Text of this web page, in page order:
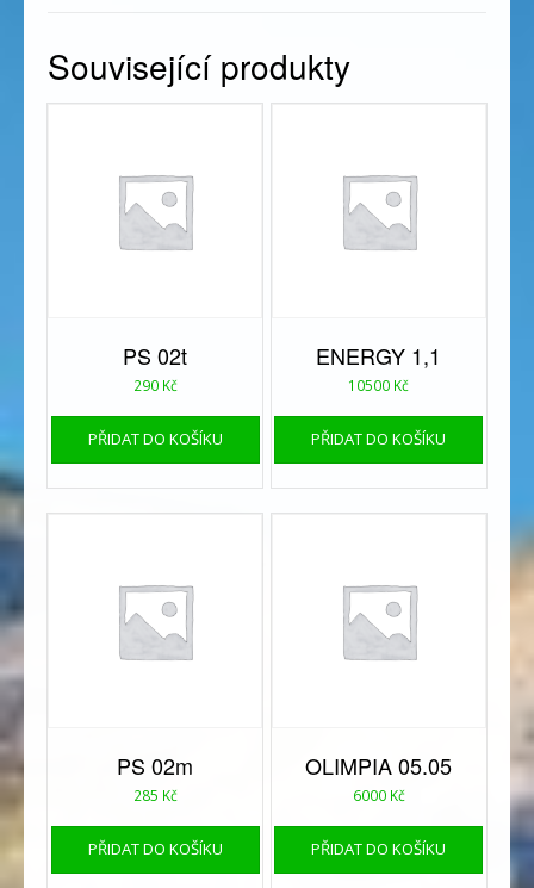
Související produkty
PS 02t
290 Kč
PŘIDAT DO KOŠÍKU
ENERGY 1,1
10500 Kč
PŘIDAT DO KOŠÍKU
PS 02m
285 Kč
PŘIDAT DO KOŠÍKU
OLIMPIA 05.05
6000 Kč
PŘIDAT DO KOŠÍKU